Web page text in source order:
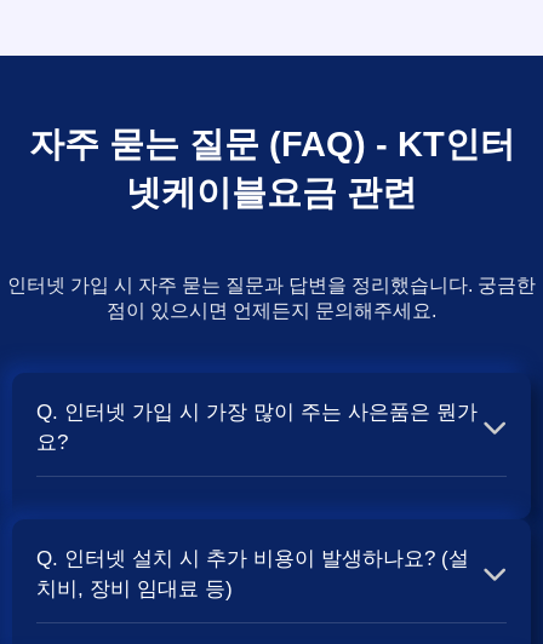
자주 묻는 질문 (FAQ) - KT인터
넷케이블요금 관련
인터넷 가입 시 자주 묻는 질문과 답변을 정리했습니다. 궁금한
점이 있으시면 언제든지 문의해주세요.
Q. 인터넷 가입 시 가장 많이 주는 사은품은 뭔가
요?
보통 500Mbps 또는 1Gbps 인터넷을 TV와 결합하여 가입
할 때 현금 사은품및 상품권 혜택이 더 크게 지급되는 경향
Q. 인터넷 설치 시 추가 비용이 발생하나요? (설
치비, 장비 임대료 등)